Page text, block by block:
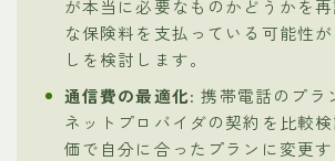
が本当に必要なものかどうかを
な保険料を支払っている可能性
しを検討します。
通信費の最適化: 携帯電話のプラ
ネットプロバイダの契約を比較
価で自分に合ったプランに変更